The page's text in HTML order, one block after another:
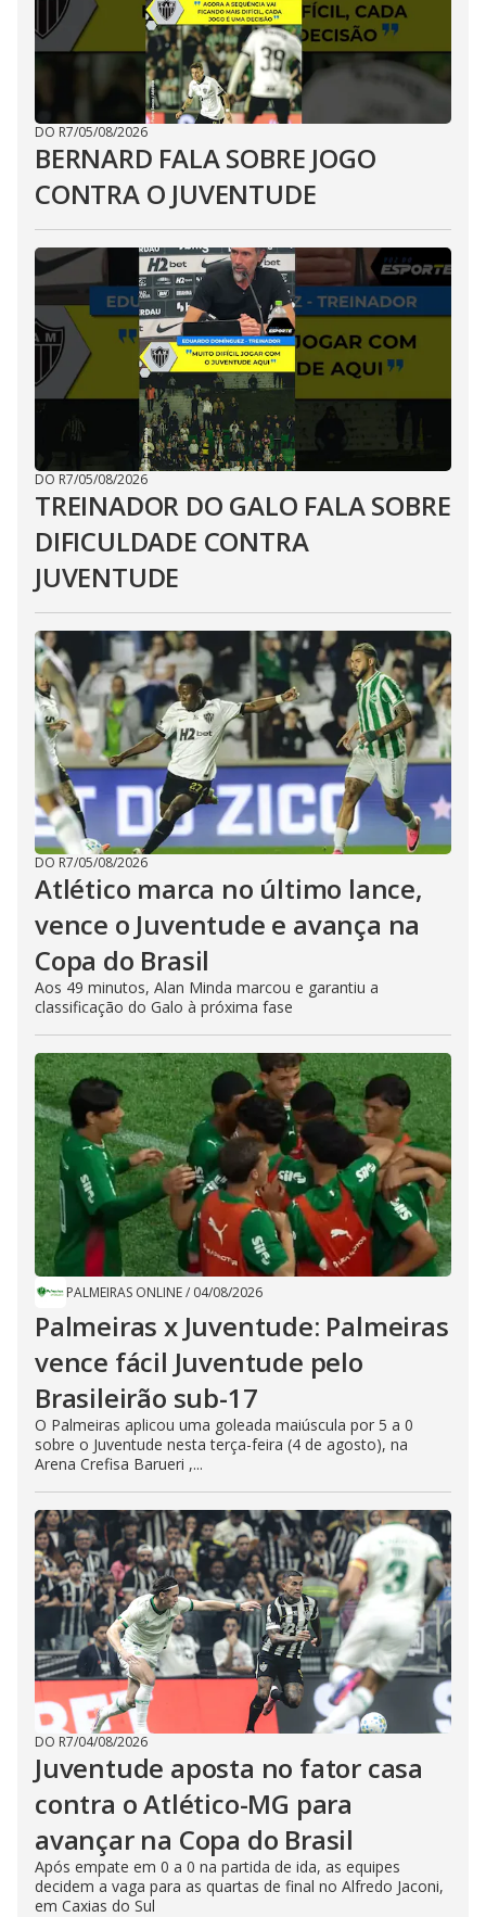
DO R7/05/08/2026
BERNARD FALA SOBRE JOGO
CONTRA O JUVENTUDE
DO R7/05/08/2026
TREINADOR DO GALO FALA SOBRE
DIFICULDADE CONTRA
JUVENTUDE
DO R7/05/08/2026
Atlético marca no último lance,
vence o Juventude e avança na
Copa do Brasil
Aos 49 minutos, Alan Minda marcou e garantiu a
classificação do Galo à próxima fase
PALMEIRAS ONLINE/ 04/08/2026
Palmeiras x Juventude: Palmeiras
vence fácil Juventude pelo
Brasileirão sub-17
O Palmeiras aplicou uma goleada maiúscula por 5 a 0
sobre o Juventude nesta terça-feira (4 de agosto), na
Arena Crefisa Barueri ,...
DO R7/04/08/2026
Juventude aposta no fator casa
contra o Atlético-MG para
avançar na Copa do Brasil
Após empate em 0 a 0 na partida de ida, as equipes
decidem a vaga para as quartas de final no Alfredo Jaconi,
em Caxias do Sul